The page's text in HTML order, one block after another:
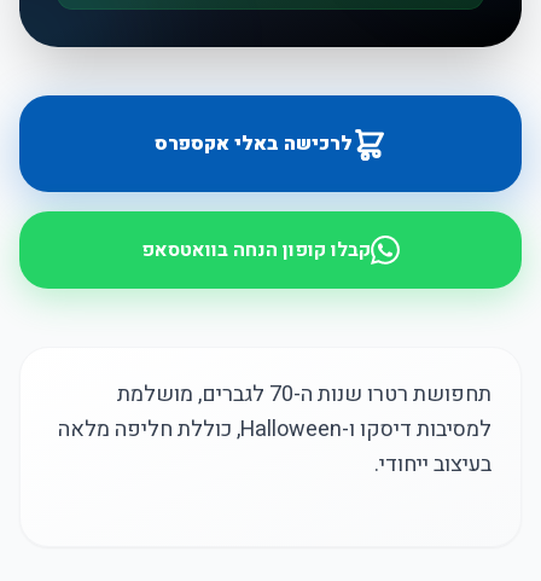
לרכישה באלי אקספרס
קבלו קופון הנחה בוואטסאפ
תחפושת רטרו שנות ה-70 לגברים, מושלמת
למסיבות דיסקו ו-Halloween, כוללת חליפה מלאה
בעיצוב ייחודי.